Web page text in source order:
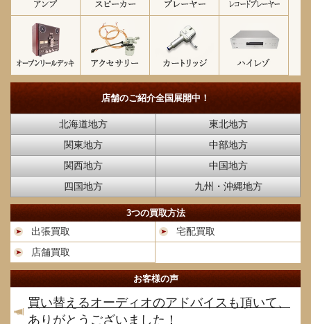
店舗のご紹介全国展開中！
北海道地方
東北地方
関東地方
中部地方
関西地方
中国地方
四国地方
九州・沖縄地方
3つの買取方法
出張買取
宅配買取
店舗買取
お客様の声
買い替えるオーディオのアドバイスも頂いて、
ありがとうございました！